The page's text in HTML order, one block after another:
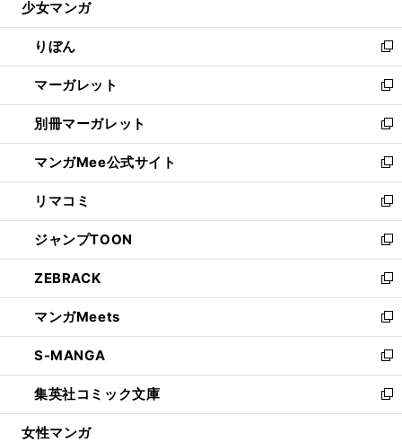
開
く
ウ
で
開
く
ン
ド
ウ
で
開
く
ウ
ィ
ン
ド
ウ
で
開
く
少女マンガ
りぼん
新
し
い
ウ
ィ
ン
ド
ウ
で
開
く
マーガレット
新
し
い
ウ
ィ
ン
ド
ウ
で
開
く
別冊マーガレット
新
し
い
ウ
ィ
ン
ド
ウ
で
開
く
マンガMee公式サイト
新
し
い
ウ
ィ
ン
ド
ウ
で
開
く
リマコミ
新
し
い
ウ
ィ
ン
ド
ウ
で
開
く
ジャンプTOON
新
し
い
ウ
ィ
ン
ド
ウ
で
開
ZEBRACK
新
し
い
ウ
ィ
ン
ド
ウ
マンガMeets
新
し
い
ウ
ィ
ン
S-MANGA
新
し
い
ウ
集英社コミック文庫
新
し
女性マンガ